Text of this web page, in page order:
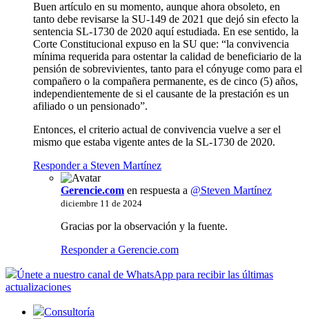
Buen artículo en su momento, aunque ahora obsoleto, en
tanto debe revisarse la SU-149 de 2021 que dejó sin efecto la
sentencia SL-1730 de 2020 aquí estudiada. En ese sentido, la
Corte Constitucional expuso en la SU que: “la convivencia
mínima requerida para ostentar la calidad de beneficiario de la
pensión de sobrevivientes, tanto para el cónyuge como para el
compañero o la compañera permanente, es de cinco (5) años,
independientemente de si el causante de la prestación es un
afiliado o un pensionado”.
Entonces, el criterio actual de convivencia vuelve a ser el
mismo que estaba vigente antes de la SL-1730 de 2020.
Responder a Steven Martínez
Gerencie.com en respuesta a @Steven Martínez
diciembre 11 de 2024
Gracias por la observación y la fuente.
Responder a Gerencie.com
Únete a nuestro canal de WhatsApp para recibir las últimas
actualizaciones
Consultoría